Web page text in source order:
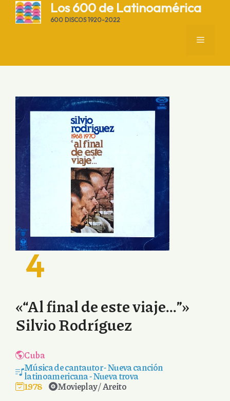
Saltar
Los 600 de Latinoamérica
600 DISCOS 1920-2022
MENÚ
4
«“Al final de este viaje…”»
Silvio Rodríguez
Cuba
Música de cantautor-Nueva canción
latinoamericana-Nueva trova
1978
Movieplay / Areito